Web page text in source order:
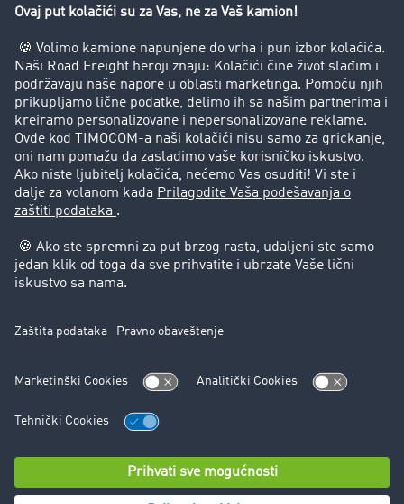
Preduzeće
Uspešne priče
Korisnici preporučuju korisnike
Pravna pitanja
Impressum
Opšti uslovi korišćenja
Zaštita podataka
Cookie-Einstellungen
Podrška